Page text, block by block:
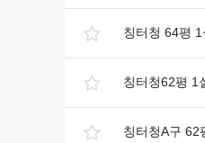
칭터청 64평
칭터청62평 1
칭터청A구 62